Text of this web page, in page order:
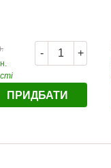
- +
ПРИДБАТИ